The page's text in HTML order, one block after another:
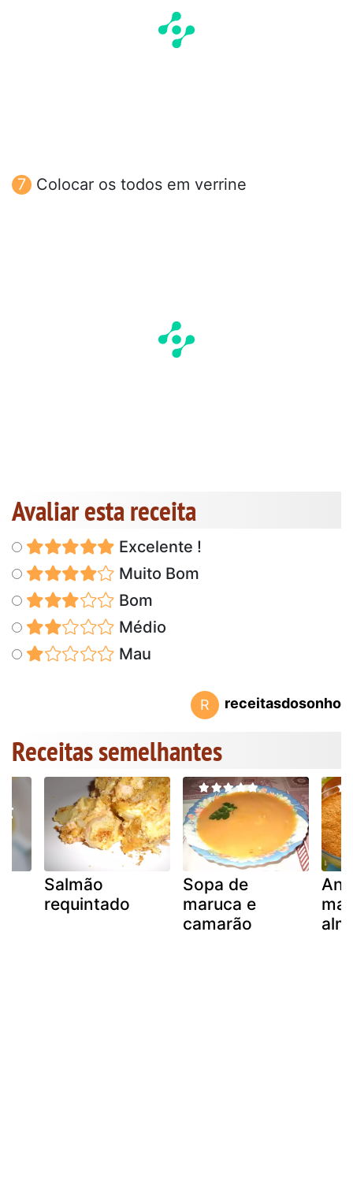
Colocar os todos em verrine
Avaliar esta receita
Excelente !
Muito Bom
Bom
Médio
Mau
R receitasdosonho
Receitas semelhantes
Salmão
requintado
Sopa de
maruca e
camarão